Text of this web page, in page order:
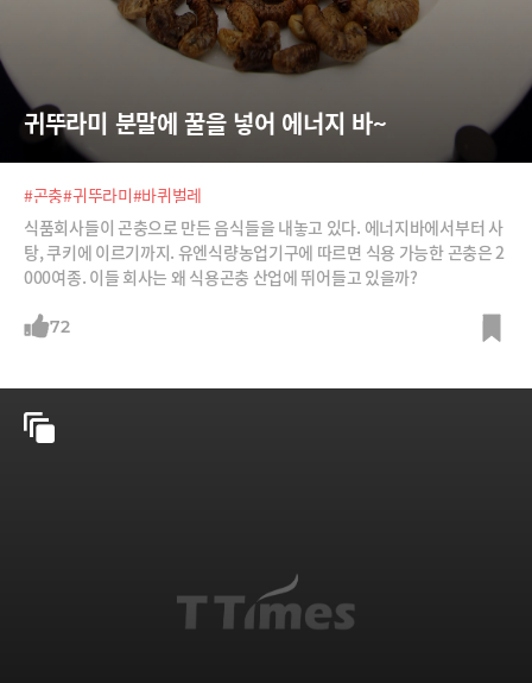
귀뚜라미 분말에 꿀을 넣어 에너지 바~
#곤충#귀뚜라미#바퀴벌레
식품회사들이 곤충으로 만든 음식들을 내놓고 있다. 에너지바에서부터 사
탕, 쿠키에 이르기까지. 유엔식량농업기구에 따르면 식용 가능한 곤충은 2
000여종. 이들 회사는 왜 식용곤충 산업에 뛰어들고 있을까?
72